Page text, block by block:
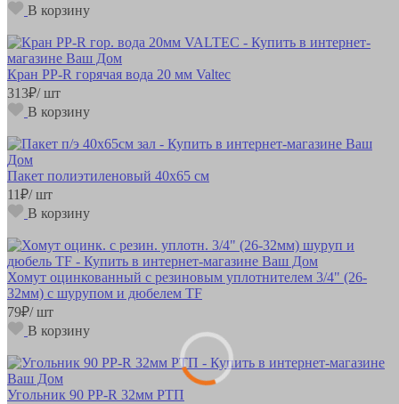
В корзину
Кран РР-R горячая вода 20 мм Valtec
313₽/ шт
В корзину
Пакет полиэтиленовый 40х65 см
11₽/ шт
В корзину
Хомут оцинкованный с резиновым уплотнителем 3/4" (26-
32мм) с шурупом и дюбелем TF
79₽/ шт
В корзину
Угольник 90 РР-R 32мм РТП